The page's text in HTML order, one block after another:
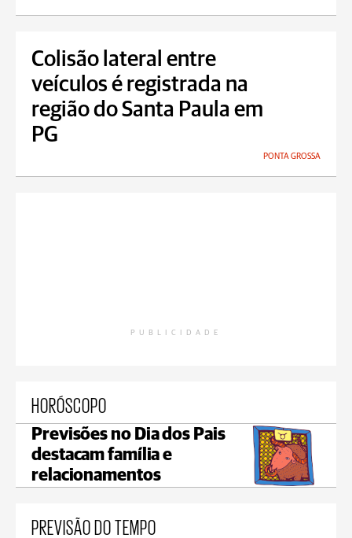
Colisão lateral entre
veículos é registrada na
região do Santa Paula em
PG
PONTA GROSSA
PUBLICIDADE
HORÓSCOPO
Previsões no Dia dos Pais
destacam família e
relacionamentos
PREVISÃO DO TEMPO